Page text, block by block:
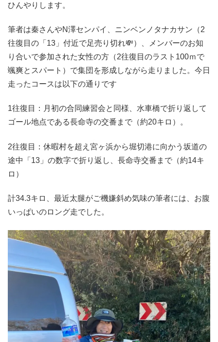
ひんやりします。
筆者は秦さんやN澤センパイ、ニンベンノタナカサン（2
往復目の「13」付近で足売り切れ💸）、メンバーのお知
り合いで参加された女性の方（2往復目のラスト100ｍで
颯爽とスパート）で集団を形成しながら走りました。今日
走ったコースは以下の通りです
1往復目：月初の合同練習会と同様、水車橋で折り返して
ゴール地点である長命寺の交番まで（約20キロ）。
2往復目：休暇村を超え宮ヶ浜から堀切港に向かう坂道の
途中「13」の数字で折り返し、長命寺交番まで（約14キ
ロ）
計34.3キロ、最近太腿がご機嫌斜め気味の筆者には、お腹
いっぱいのロング走でした。